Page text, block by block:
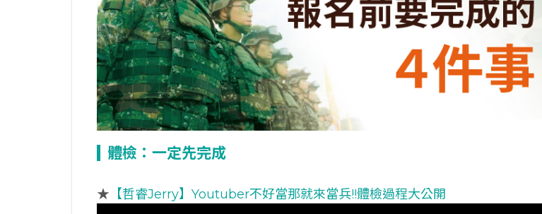
體檢：一定先完成
★ 【哲睿Jerry】Youtuber不好當那就來當兵!!體檢過程大公開